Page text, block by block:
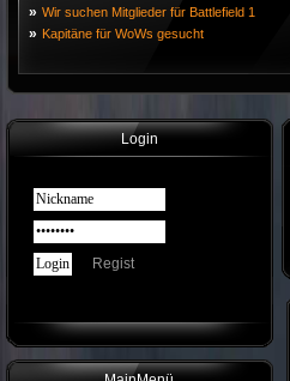
» Wir suchen Mitglieder für Battlefield 1
» Kapitäne für WoWs gesucht
Login
Regist